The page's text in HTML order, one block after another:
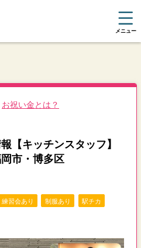
メニュー
お祝い金とは？
【キッチンスタッフ】
市・博多区
習会あり 制服あり
駅チカ